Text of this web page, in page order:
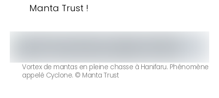
Manta Trust !
Vortex de mantas en pleine chasse à Hanifaru. Phénomène
appelé Cyclone. © Manta Trust